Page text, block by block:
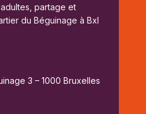
partage et
du Béguinage à Bxl
3 – 1000 Bruxelles